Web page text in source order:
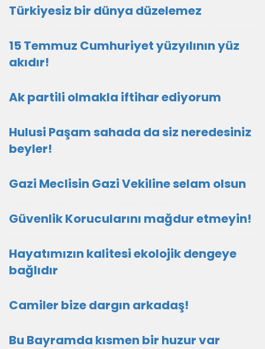
Türkiyesiz bir dünya düzelemez
15 Temmuz Cumhuriyet yüzyılının yüz
akıdır!
Ak partili olmakla iftihar ediyorum
Hulusi Paşam sahada da siz neredesiniz
beyler!
Gazi Meclisin Gazi Vekiline selam olsun
Güvenlik Korucularını mağdur etmeyin!
Hayatımızın kalitesi ekolojik dengeye
bağlıdır
Camiler bize dargın arkadaş!
Bu Bayramda kısmen bir huzur var